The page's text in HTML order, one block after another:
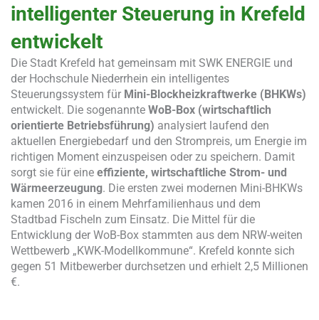
intelligenter Steuerung in Krefeld
entwickelt
Die Stadt Krefeld hat gemeinsam mit SWK ENERGIE und
der Hochschule Niederrhein ein intelligentes
Steuerungssystem für Mini-Blockheizkraftwerke (BHKWs)
entwickelt. Die sogenannte WoB-Box (wirtschaftlich
orientierte Betriebsführung) analysiert laufend den
aktuellen Energiebedarf und den Strompreis, um Energie im
richtigen Moment einzuspeisen oder zu speichern. Damit
sorgt sie für eine effiziente, wirtschaftliche Strom- und
Wärmeerzeugung. Die ersten zwei modernen Mini-BHKWs
kamen 2016 in einem Mehrfamilienhaus und dem
Stadtbad Fischeln zum Einsatz. Die Mittel für die
Entwicklung der WoB-Box stammten aus dem NRW-weiten
Wettbewerb „KWK-Modellkommune“. Krefeld konnte sich
gegen 51 Mitbewerber durchsetzen und erhielt 2,5 Millionen
€.